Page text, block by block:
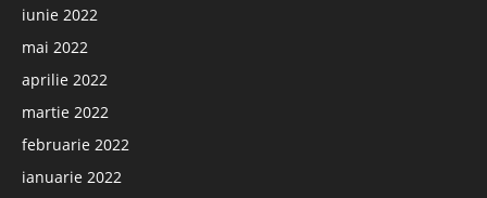
iunie 2022
mai 2022
aprilie 2022
martie 2022
februarie 2022
ianuarie 2022